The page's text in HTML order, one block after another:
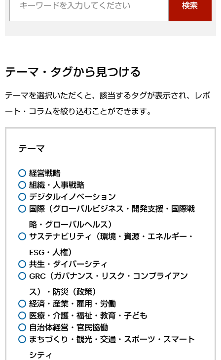
検索
テーマ・タグから見つける
テーマを選択いただくと、該当するタグが表示され、レポ
ート・コラムを絞り込むことができます。
テーマ
経営戦略
組織・人事戦略
デジタルイノベーション
国際（グローバルビジネス・開発支援・国際戦
略・グローバルヘルス）
サステナビリティ（環境・資源・エネルギー・
ESG・人権）
共生・ダイバーシティ
GRC（ガバナンス・リスク・コンプライアン
ス）・防災（政策）
経済・産業・雇用・労働
医療・介護・福祉・教育・子ども
自治体経営・官民協働
まちづくり・観光・交通・スポーツ・スマート
シティ